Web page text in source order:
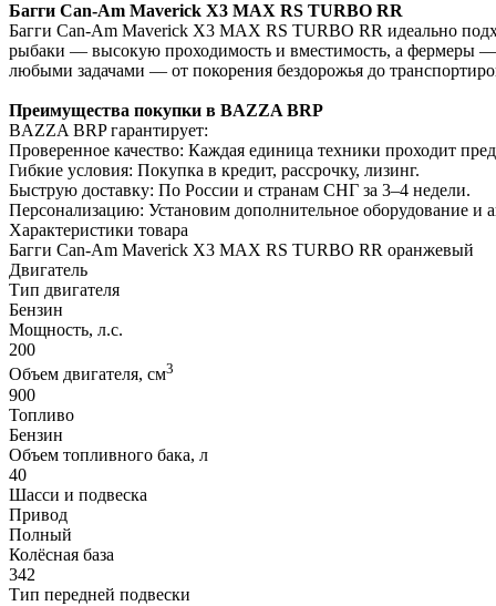
Багги Can-Am Maverick X3 MAX RS TURBO RR
Багги Can-Am Maverick X3 MAX RS TURBO RR идеально
рыбаки — высокую проходимость и вместимость, а фермеры —
любыми задачами — от покорения бездорожья до
Преимущества покупки в BAZZA BRP
BAZZA BRP гарантирует:
Проверенное качество: Каждая единица техники проходит
Гибкие условия: Покупка в кредит, рассрочку, лизинг.
Быструю доставку: По России и странам СНГ за 3–4 недели.
Персонализацию: Установим дополнительное оборудование и
Характеристики товара
Багги Can-Am Maverick X3 MAX RS TURBO RR оранжевый
Двигатель
Тип двигателя
Бензин
Мощность, л.с.
200
Объем двигателя, см3
900
Топливо
Бензин
Объем топливного бака, л
40
Шасси и подвеска
Привод
Полный
Колёсная база
342
Тип передней подвески